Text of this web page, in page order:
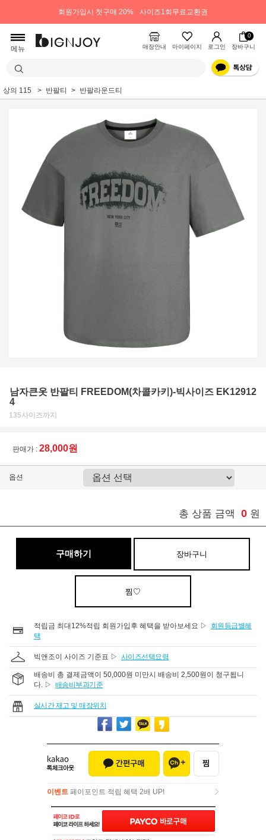
회원가입시 첫구매 20% 사이즈1회무료교환권
메뉴 매장안내 마이페이지 로그인
0
장바구니
상의 115 반팔티 반팔라운드티
남자큰옷 반팔티 FREEDOM(차콜카키)-빅사이즈 EK12912
4
135사이즈까지
판매가 : 28,000원
옵션
총 상품 금액 0 원
구매하기 장바구니
찜♡
적립금 최대12%적립 회원가입후 혜택을 받아보세요 ▷
회원등급별혜
택
빅앤조이 사이즈 기준표 ▷ 사이즈선택요령
배송비 총 결제금액이 50,000원 미만시 배송비 2,500원이 청구됩니
다. ▷ 배송비부과기준
실시간 재고 및 매장위치
이벤트 페이포인트 적립 혜택 2배 UP!